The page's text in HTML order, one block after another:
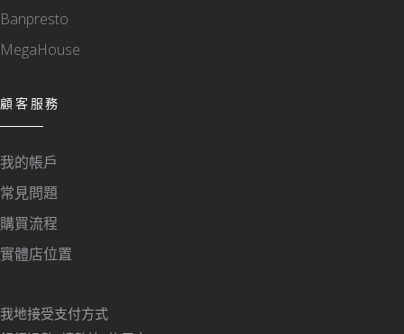
Banpresto
MegaHouse
顧客服務
我的帳戶
常見問題
購買流程
實體店位置
我地接受支付方式